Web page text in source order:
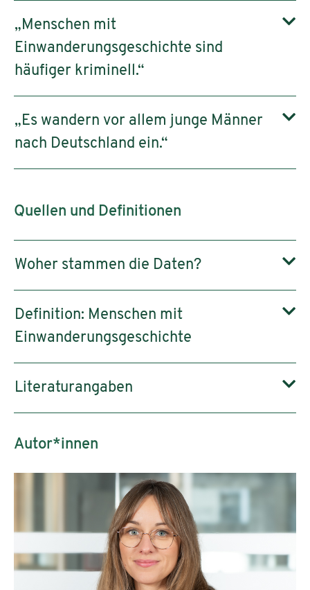
„Menschen mit
Einwanderungsgeschichte sind
häufiger kriminell.“
„Es wandern vor allem junge Männer
nach Deutschland ein.“
Quellen und Definitionen
Woher stammen die Daten?
Definition: Menschen mit
Einwanderungsgeschichte
Literaturangaben
Autor*innen